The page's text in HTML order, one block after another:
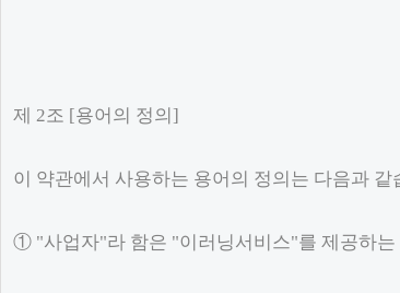
제 2조 [용어의 정의]
이 약관에서 사용하는 용어의 정의는 다음과 같
① "사업자"라 함은 "이러닝서비스"를 제공하는